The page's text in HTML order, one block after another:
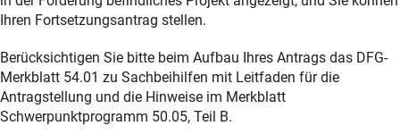
Ihren Fortsetzungsantrag stellen.
Berücksichtigen Sie bitte beim Aufbau Ihres Antrags das DFG-
Merkblatt 54.01 zu Sachbeihilfen mit Leitfaden für die
Antragstellung und die Hinweise im Merkblatt
Schwerpunktprogramm 50.05, Teil B.